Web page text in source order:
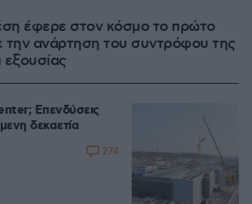
έφερε στον κόσμο το πρώτο
την ανάρτηση του συντρόφου της
εξουσίας
Επενδύσεις
δεκαετία
274